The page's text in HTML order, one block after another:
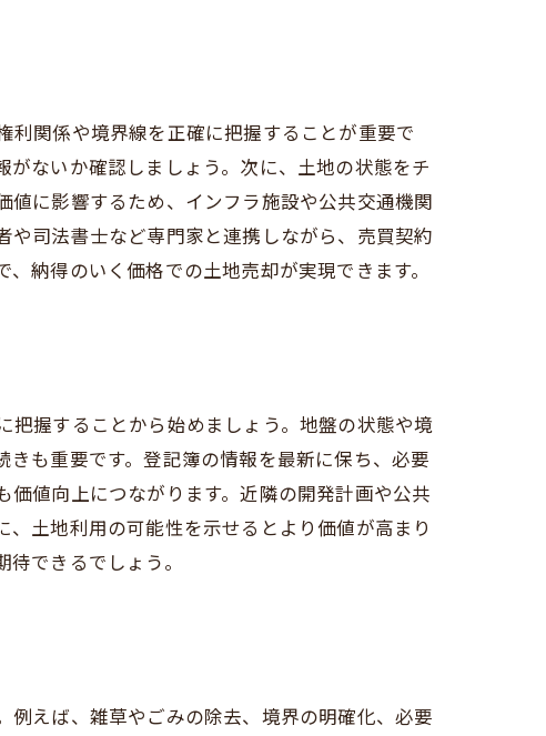
関係や境界線を正確に把握することが重要で
ないか確認しましょう。次に、土地の状態をチ
に影響するため、インフラ施設や公共交通機関
司法書士など専門家と連携しながら、売買契約
納得のいく価格での土地売却が実現できます。
握することから始めましょう。地盤の状態や境
も重要です。登記簿の情報を最新に保ち、必要
値向上につながります。近隣の開発計画や公共
土地利用の可能性を示せるとより価値が高まり
できるでしょう。
えば、雑草やごみの除去、境界の明確化、必要